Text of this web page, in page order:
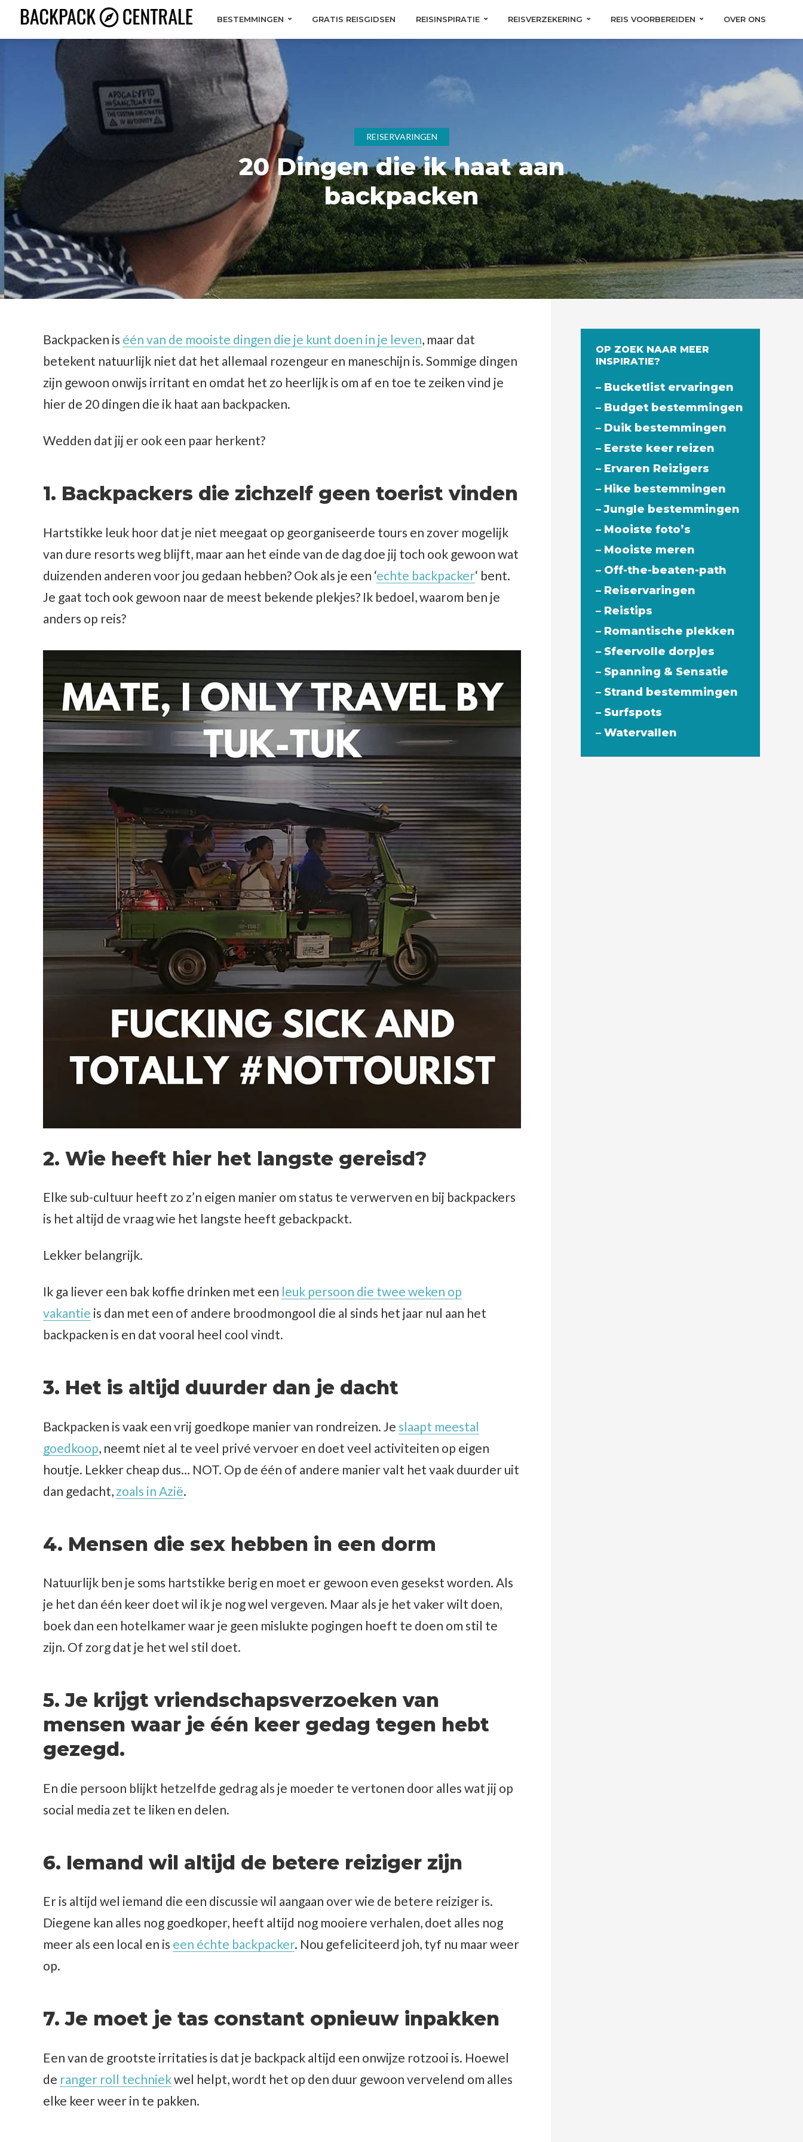
BESTEMMINGEN GRATIS REISGIDSEN REISINSPIRATIE REISVERZEKERING REIS VOORBEREIDEN OVER ONS
REISERVARINGEN
20 Dingen die ik haat aan
backpacken
Backpacken is één van de mooiste dingen die je kunt doen in je leven, maar dat
betekent natuurlijk niet dat het allemaal rozengeur en maneschijn is. Sommige dingen
zijn gewoon onwijs irritant en omdat het zo heerlijk is om af en toe te zeiken vind je
hier de 20 dingen die ik haat aan backpacken.
Wedden dat jij er ook een paar herkent?
1. Backpackers die zichzelf geen toerist vinden
Hartstikke leuk hoor dat je niet meegaat op georganiseerde tours en zover mogelijk
van dure resorts weg blijft, maar aan het einde van de dag doe jij toch ook gewoon wat
duizenden anderen voor jou gedaan hebben? Ook als je een ‘echte backpacker‘ bent.
Je gaat toch ook gewoon naar de meest bekende plekjes? Ik bedoel, waarom ben je
anders op reis?
2. Wie heeft hier het langste gereisd?
Elke sub-cultuur heeft zo z’n eigen manier om status te verwerven en bij backpackers
is het altijd de vraag wie het langste heeft gebackpackt.
Lekker belangrijk.
Ik ga liever een bak koffie drinken met een leuk persoon die twee weken op
vakantie is dan met een of andere broodmongool die al sinds het jaar nul aan het
backpacken is en dat vooral heel cool vindt.
3. Het is altijd duurder dan je dacht
Backpacken is vaak een vrij goedkope manier van rondreizen. Je slaapt meestal
goedkoop, neemt niet al te veel privé vervoer en doet veel activiteiten op eigen
houtje. Lekker cheap dus… NOT. Op de één of andere manier valt het vaak duurder uit
dan gedacht, zoals in Azië.
4. Mensen die sex hebben in een dorm
Natuurlijk ben je soms hartstikke berig en moet er gewoon even gesekst worden. Als
je het dan één keer doet wil ik je nog wel vergeven. Maar als je het vaker wilt doen,
boek dan een hotelkamer waar je geen mislukte pogingen hoeft te doen om stil te
zijn. Of zorg dat je het wel stil doet.
5. Je krijgt vriendschapsverzoeken van
mensen waar je één keer gedag tegen hebt
gezegd.
En die persoon blijkt hetzelfde gedrag als je moeder te vertonen door alles wat jij op
social media zet te liken en delen.
6. Iemand wil altijd de betere reiziger zijn
Er is altijd wel iemand die een discussie wil aangaan over wie de betere reiziger is.
Diegene kan alles nog goedkoper, heeft altijd nog mooiere verhalen, doet alles nog
meer als een local en is een échte backpacker. Nou gefeliciteerd joh, tyf nu maar weer
op.
7. Je moet je tas constant opnieuw inpakken
Een van de grootste irritaties is dat je backpack altijd een onwijze rotzooi is. Hoewel
de ranger roll techniekwel helpt, wordt het op den duur gewoon vervelend om alles
elke keer weer in te pakken.
OP ZOEK NAAR MEER
INSPIRATIE?
– Bucketlist ervaringen
– Budget bestemmingen
– Duik bestemmingen
– Eerste keer reizen
– Ervaren Reizigers
– Hike bestemmingen
– Jungle bestemmingen
– Mooiste foto’s
– Mooiste meren
– Off-the-beaten-path
– Reiservaringen
– Reistips
– Romantische plekken
– Sfeervolle dorpjes
– Spanning & Sensatie
– Strand bestemmingen
– Surfspots
– Watervallen